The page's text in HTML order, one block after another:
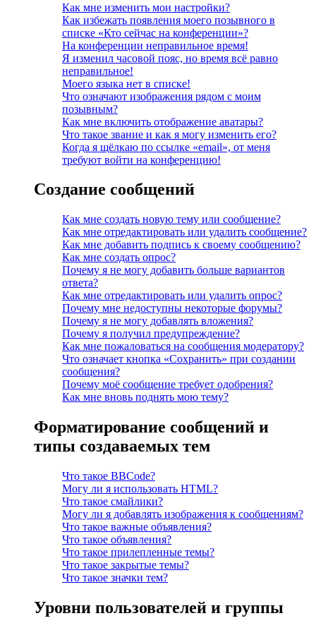
Как мне изменить мои настройки?
Как избежать появления моего позывного в
списке «Кто сейчас на конференции»?
На конференции неправильное время!
Я изменил часовой пояс, но время всё равно
неправильное!
Моего языка нет в списке!
Что означают изображения рядом с моим
позывным?
Как мне включить отображение аватары?
Что такое звание и как я могу изменить его?
Когда я щёлкаю по ссылке «email», от меня
требуют войти на конференцию!
Создание сообщений
Как мне создать новую тему или сообщение?
Как мне отредактировать или удалить сообщение?
Как мне добавить подпись к своему сообщению?
Как мне создать опрос?
Почему я не могу добавить больше вариантов
ответа?
Как мне отредактировать или удалить опрос?
Почему мне недоступны некоторые форумы?
Почему я не могу добавлять вложения?
Почему я получил предупреждение?
Как мне пожаловаться на сообщения модератору?
Что означает кнопка «Сохранить» при создании
сообщения?
Почему моё сообщение требует одобрения?
Как мне вновь поднять мою тему?
Форматирование сообщений и
типы создаваемых тем
Что такое BBCode?
Могу ли я использовать HTML?
Что такое смайлики?
Могу ли я добавлять изображения к сообщениям?
Что такое важные объявления?
Что такое объявления?
Что такое прилепленные темы?
Что такое закрытые темы?
Что такое значки тем?
Уровни пользователей и группы